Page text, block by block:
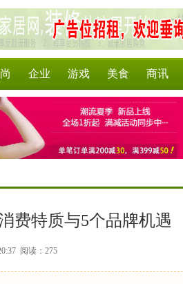
企业 游戏 美食 商讯
费特质与5个品牌机遇
阅读：275